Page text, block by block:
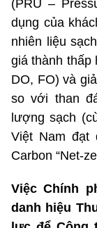
(PRU –
dụng của
nhiên liệu
giá thành thấp
DO, FO) và
so với than
lượng sạch
Việt Nam đạt
Carbon “Net-
Việc Chính
danh hiệu